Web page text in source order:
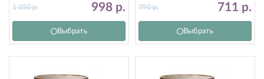
998 р.
1 050р.
Выбрать
711 р.
790р.
Выбрать